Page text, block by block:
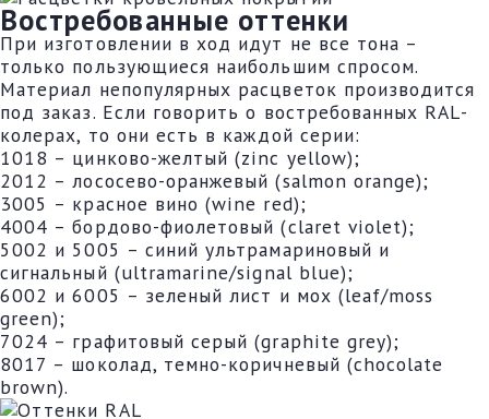
Востребованные оттенки
При изготовлении в ход идут не все тона –
только пользующиеся наибольшим спросом.
Материал непопулярных расцветок производится
под заказ. Если говорить о востребованных RAL-
колерах, то они есть в каждой серии:
1018 – цинково-желтый (zinc yellow);
2012 – лососево-оранжевый (salmon orange);
3005 – красное вино (wine red);
4004 – бордово-фиолетовый (claret violet);
5002 и 5005 – синий ультрамариновый и
сигнальный (ultramarine/signal blue);
6002 и 6005 – зеленый лист и мох (leaf/moss
green);
7024 – графитовый серый (graphite grey);
8017 – шоколад, темно-коричневый (chocolate
brown).